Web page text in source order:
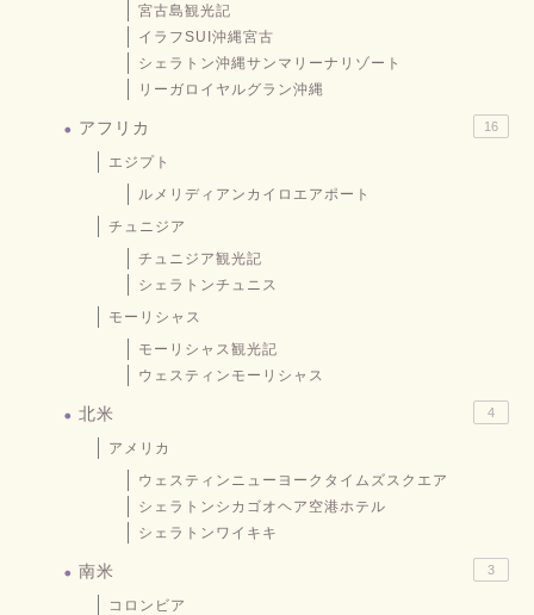
宮古島観光記
イラフSUI沖縄宮古
シェラトン沖縄サンマリーナリゾート
リーガロイヤルグラン沖縄
アフリカ 16
エジプト
ルメリディアンカイロエアポート
チュニジア
チュニジア観光記
シェラトンチュニス
モーリシャス
モーリシャス観光記
ウェスティンモーリシャス
北米 4
アメリカ
ウェスティンニューヨークタイムズスクエア
シェラトンシカゴオヘア空港ホテル
シェラトンワイキキ
南米 3
コロンビア